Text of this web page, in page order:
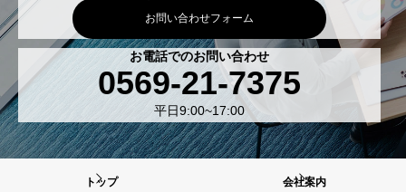
お問い合わせフォーム
お電話でのお問い合わせ
0569-21-7375
平日9:00~17:00
トップ 会社案内